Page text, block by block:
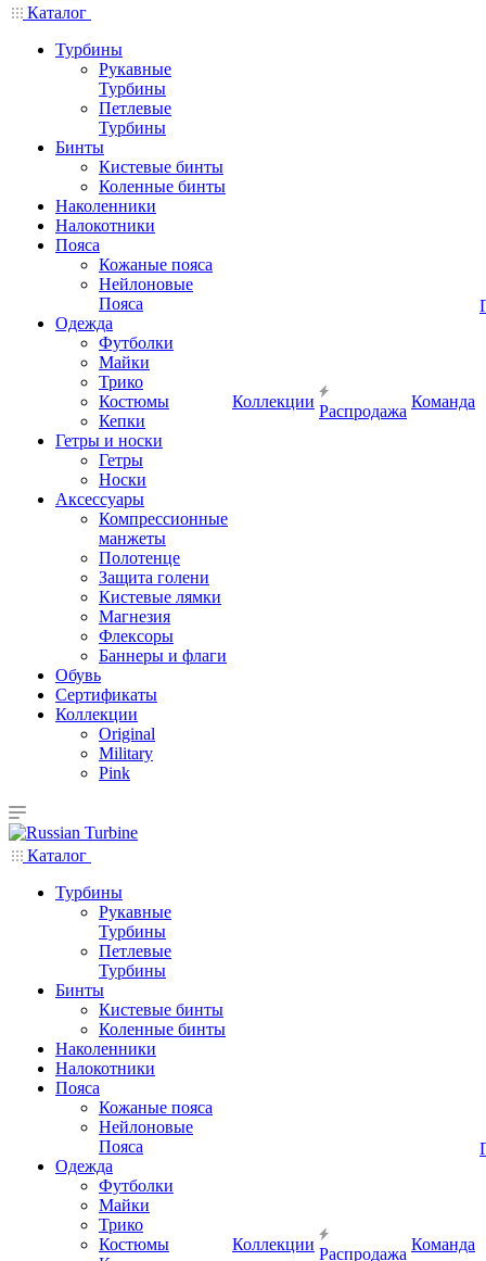
Каталог
Турбины
Рукавные
Турбины
Петлевые
Турбины
Бинты
Кистевые бинты
Коленные бинты
Наколенники
Налокотники
Пояса
Кожаные пояса
Нейлоновые
Пояса
Одежда
Футболки
Майки
Трико
Костюмы
Кепки
Гетры и носки
Гетры
Носки
Аксессуары
Компрессионные
манжеты
Полотенце
Защита голени
Кистевые лямки
Магнезия
Флексоры
Баннеры и флаги
Обувь
Сертификаты
Коллекции
Original
Military
Pink
Коллекции
Распродажа
Команда
Каталог
Турбины
Рукавные
Турбины
Петлевые
Турбины
Бинты
Кистевые бинты
Коленные бинты
Наколенники
Налокотники
Пояса
Кожаные пояса
Нейлоновые
Пояса
Одежда
Футболки
Майки
Трико
Костюмы
Коллекции
Распродажа
Команда